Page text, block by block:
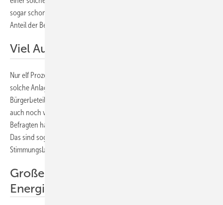
sogar schon finanziell an einer Erzeugungsanlage beteiligt. Dieser
Anteil der Befragten ist seit Jahren stabil.
Viel Aufklärung notwendig
Nur elf Prozent können es sich gar nicht vorstellen, ihr Geld in eine
solche Anlage zu investieren. Auch bei der Ablehnung der
Bürgerbeteiligung ist kaum Bewegung zu beobachten. Doch es ist
auch noch viel Aufklärungsarbeit notwendig. Denn 45 Prozent der
Befragten haben noch nie etwas von einer Bürgerbeteiligung gehört.
Das sind sogar noch mehr als bei der Erstellung des
Stimmungsbarometers des Jahre 2020.
Großes Interesse an
Energiegemeinschaften